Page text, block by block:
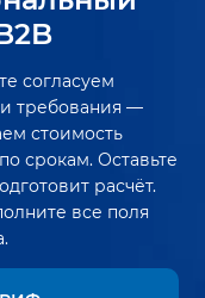
согласуем
требования —
стоимость
срокам. Оставьте
расчёт.
все поля